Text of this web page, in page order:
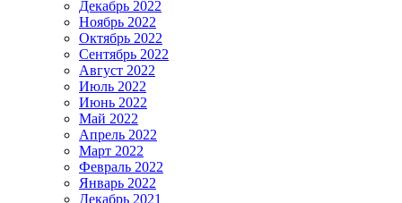
Декабрь 2022
Ноябрь 2022
Октябрь 2022
Сентябрь 2022
Август 2022
Июль 2022
Июнь 2022
Май 2022
Апрель 2022
Март 2022
Февраль 2022
Январь 2022
Декабрь 2021